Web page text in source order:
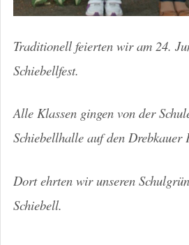
Traditionell feierten wir am 24.
Schiebellfest.
Alle Klassen gingen von der
Schiebellhalle auf den Drebkauer
Dort ehrten wir unseren
Schiebell.